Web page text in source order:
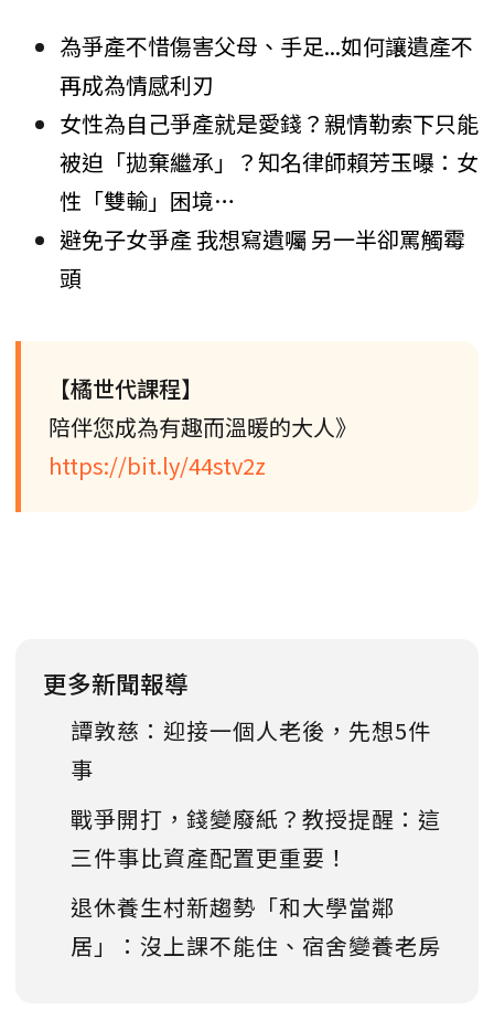
為爭產不惜傷害父母、手足...如何讓遺產不
再成為情感利刃
女性為自己爭產就是愛錢？親情勒索下只能
被迫「拋棄繼承」？知名律師賴芳玉曝：女
性「雙輸」困境…
避免子女爭產 我想寫遺囑 另一半卻罵觸霉
頭
【橘世代課程】
陪伴您成為有趣而溫暖的大人》
https://bit.ly/44stv2z
更多新聞報導
譚敦慈：迎接一個人老後，先想5件
事
戰爭開打，錢變廢紙？教授提醒：這
三件事比資產配置更重要！
退休養生村新趨勢「和大學當鄰
居」：沒上課不能住、宿舍變養老房